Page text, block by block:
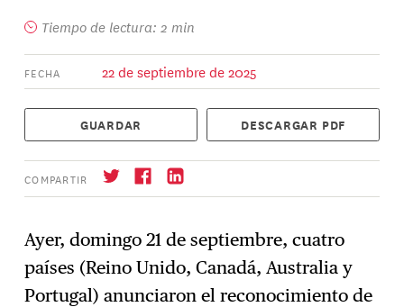
Tiempo de lectura: 2 min
FECHA 22 de septiembre de 2025
GUARDAR DESCARGAR PDF
COMPARTIR
→ Suscríbase
Ayer, domingo 21 de septiembre, cuatro
países (Reino Unido, Canadá, Australia y
Portugal) anunciaron el reconocimiento de